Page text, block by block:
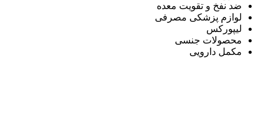
ضد نفخ و تقویت معده
لوازم پزشکی مصرفی
لیپورکس
محصولات جنسی
مکمل دارویی